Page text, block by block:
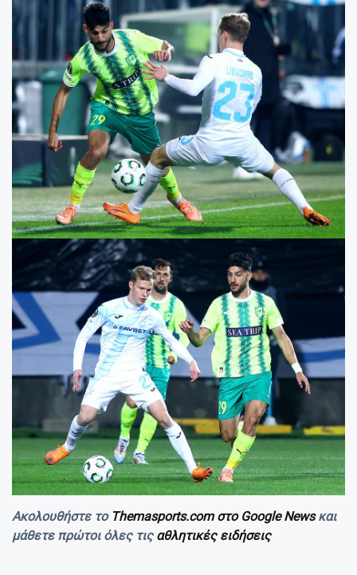
Ακολουθήστε το Themasports.com στο Google Newsκαι
μάθετε πρώτοι όλες τις αθλητικές ειδήσεις